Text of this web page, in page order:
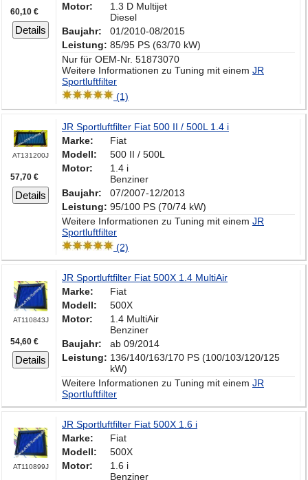
60,10 €
Details
Motor:
1.3 D Multijet
Diesel
Baujahr:
01/2010-08/2015
Leistung: 85/95 PS (63/70 kW)
Nur für OEM-Nr. 51873070
Weitere Informationen zu Tuning mit einem JR
Sportluftfilter
(1)
AT131200J
57,70 €
Details
JR Sportluftfilter Fiat 500 II / 500L 1.4 i
Marke:
Fiat
Modell:
500 II / 500L
Motor:
1.4 i
Benziner
Baujahr:
07/2007-12/2013
Leistung: 95/100 PS (70/74 kW)
Weitere Informationen zu Tuning mit einem JR
Sportluftfilter
(2)
AT110843J
54,60 €
Details
JR Sportluftfilter Fiat 500X 1.4 MultiAir
Marke:
Fiat
Modell:
500X
Motor:
1.4 MultiAir
Benziner
Baujahr:
ab 09/2014
Leistung: 136/140/163/170 PS (100/103/120/125
kW)
Weitere Informationen zu Tuning mit einem JR
Sportluftfilter
AT110899J
JR Sportluftfilter Fiat 500X 1.6 i
Marke:
Fiat
Modell:
500X
Motor:
1.6 i
Benziner